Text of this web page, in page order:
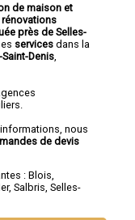
de maison et
rénovations
près de Selles-
services dans la
Denis
nous
de devis
: Blois,
, Salbris, Selles-